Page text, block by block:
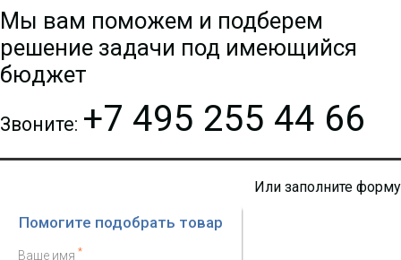
Мы вам поможем и подберем
решение задачи под имеющийся
бюджет
Звоните: +7 495 255 44 66
Или заполните форму
Помогите подобрать товар
Ваше имя *